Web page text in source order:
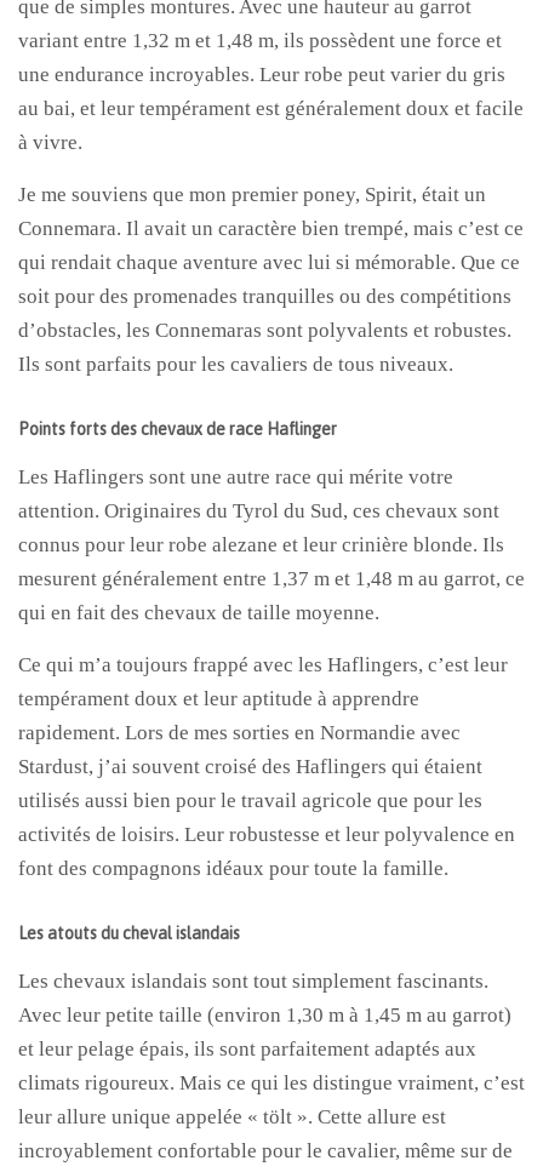
que de simples montures. Avec une hauteur au garrot
variant entre 1,32 m et 1,48 m, ils possèdent une force et
une endurance incroyables. Leur robe peut varier du gris
au bai, et leur tempérament est généralement doux et facile
à vivre.
Je me souviens que mon premier poney, Spirit, était un
Connemara. Il avait un caractère bien trempé, mais c’est ce
qui rendait chaque aventure avec lui si mémorable. Que ce
soit pour des promenades tranquilles ou des compétitions
d’obstacles, les Connemaras sont polyvalents et robustes.
Ils sont parfaits pour les cavaliers de tous niveaux.
Points forts des chevaux de race Haflinger
Les Haflingers sont une autre race qui mérite votre
attention. Originaires du Tyrol du Sud, ces chevaux sont
connus pour leur robe alezane et leur crinière blonde. Ils
mesurent généralement entre 1,37 m et 1,48 m au garrot, ce
qui en fait des chevaux de taille moyenne.
Ce qui m’a toujours frappé avec les Haflingers, c’est leur
tempérament doux et leur aptitude à apprendre
rapidement. Lors de mes sorties en Normandie avec
Stardust, j’ai souvent croisé des Haflingers qui étaient
utilisés aussi bien pour le travail agricole que pour les
activités de loisirs. Leur robustesse et leur polyvalence en
font des compagnons idéaux pour toute la famille.
Les atouts du cheval islandais
Les chevaux islandais sont tout simplement fascinants.
Avec leur petite taille (environ 1,30 m à 1,45 m au garrot)
et leur pelage épais, ils sont parfaitement adaptés aux
climats rigoureux. Mais ce qui les distingue vraiment, c’est
leur allure unique appelée « tölt ». Cette allure est
incroyablement confortable pour le cavalier, même sur de